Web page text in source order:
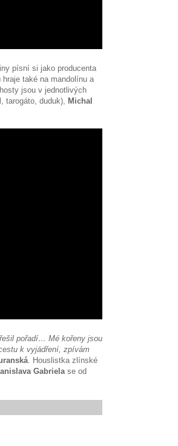
písní si jako producenta
hraje také na mandolínu a
hosty jsou v jednotlivých
tarogáto, duduk), Michal
pořadí… Mé kořeny jsou
k vyjádření, zpívám
. Houslistka zlínské
Gabriela se od